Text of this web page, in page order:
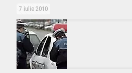
7 iulie 2010